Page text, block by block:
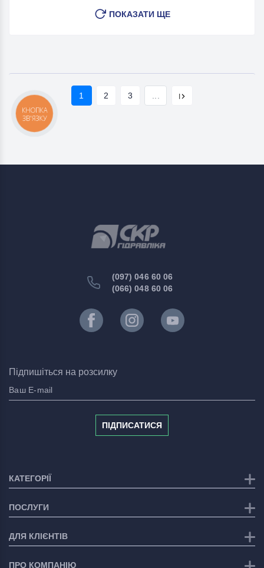
ПОКАЗАТИ ЩЕ
1 2 3
(097) 046 60 06
(066) 048 60 06
Підпишіться на розсилку
ПІДПИСАТИСЯ
КАТЕГОРІЇ
ПОСЛУГИ
ДЛЯ КЛІЄНТІВ
ПРО КОМПАНІЮ
КНОПКА
ЗВ'ЯЗКУ